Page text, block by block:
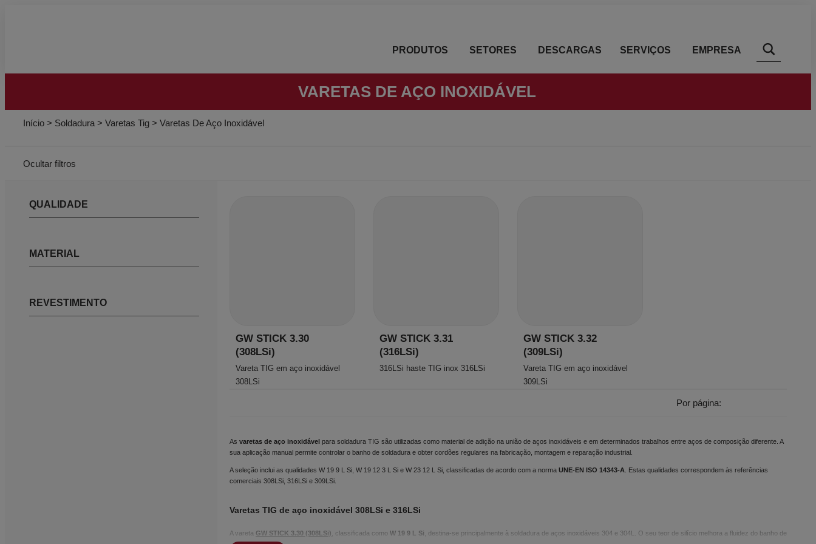
PRODUTOS SETORES DESCARGAS SERVIÇOS EMPRESA
VARETAS DE AÇO INOXIDÁVEL
Início > Soldadura > Varetas Tig > Varetas De Aço Inoxidável
Ocultar filtros
QUALIDADE
MATERIAL
REVESTIMENTO
GW STICK 3.30
(308LSi)
Vareta TIG em aço inoxidável
308LSi
GW STICK 3.31
(316LSi)
316LSi haste TIG inox 316LSi
GW STICK 3.32
(309LSi)
Vareta TIG em aço inoxidável
309LSi
Por página:
As varetas de aço inoxidável para soldadura TIG são utilizadas como material de adição na união de aços inoxidáveis e em determinados trabalhos entre aços de composição diferente. A
sua aplicação manual permite controlar o banho de soldadura e obter cordões regulares na fabricação, montagem e reparação industrial.
A seleção inclui as qualidades W 19 9 L Si, W 19 12 3 L Si e W 23 12 L Si, classificadas de acordo com a norma UNE-EN ISO 14343-A . Estas qualidades correspondem às referências
comerciais 308LSi, 316LSi e 309LSi.
Varetas TIG de aço inoxidável 308LSi e 316LSi
A vareta GW STICK 3.30 (308LSi) , classificada como W 19 9 L Si , destina-se principalmente à soldadura de aços inoxidáveis 304 e 304L. O seu teor de silício melhora a fluidez do banho de